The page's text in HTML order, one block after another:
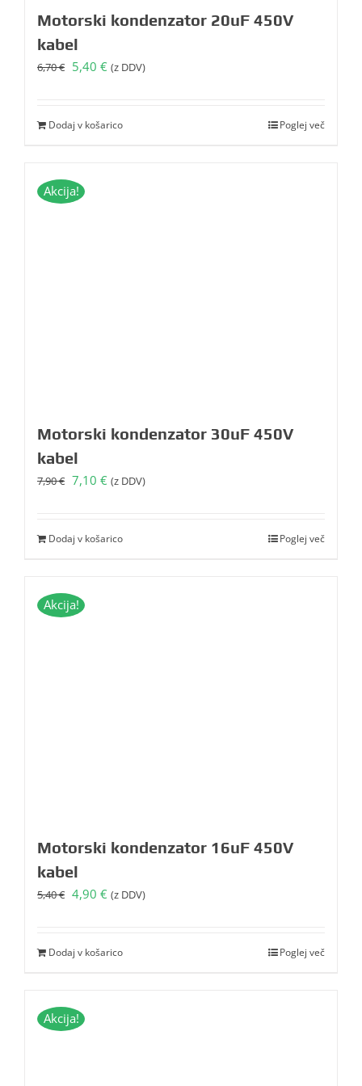
Motorski kondenzator 20uF 450V
kabel
6,70€ Izvirna
bila:
5,40 €Trenutna
5,40 €.
(z DDV)
Dodaj v košarico Poglej več
Akcija!
Motorski kondenzator 30uF 450V
kabel
7,90€ Izvirna
bila:
7,10 €Trenutna
7,10 €.
(z DDV)
Dodaj v košarico Poglej več
Akcija!
Motorski kondenzator 16uF 450V
kabel
5,40€ Izvirna
bila:
4,90 €Trenutna
4,90 €.
(z DDV)
Dodaj v košarico Poglej več
Akcija!